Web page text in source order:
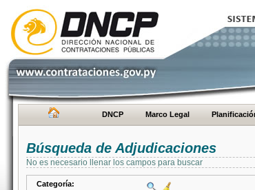
DNCP Marco Legal
Búsqueda de Adjudicaciones
No es necesario llenar los campos para buscar
Categoría: